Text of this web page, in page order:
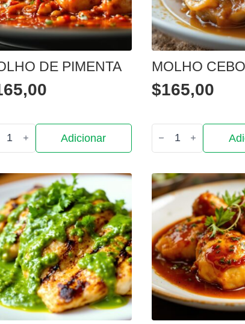
DE PIMENTA
Adicionar
MOLHO
$165,00
Quantidade
de
Molho